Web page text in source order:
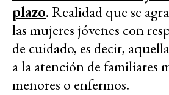
plazo. Realidad que se
las mujeres jóvenes con
de cuidado, es decir,
a la atención de familiares
menores o enfermos.